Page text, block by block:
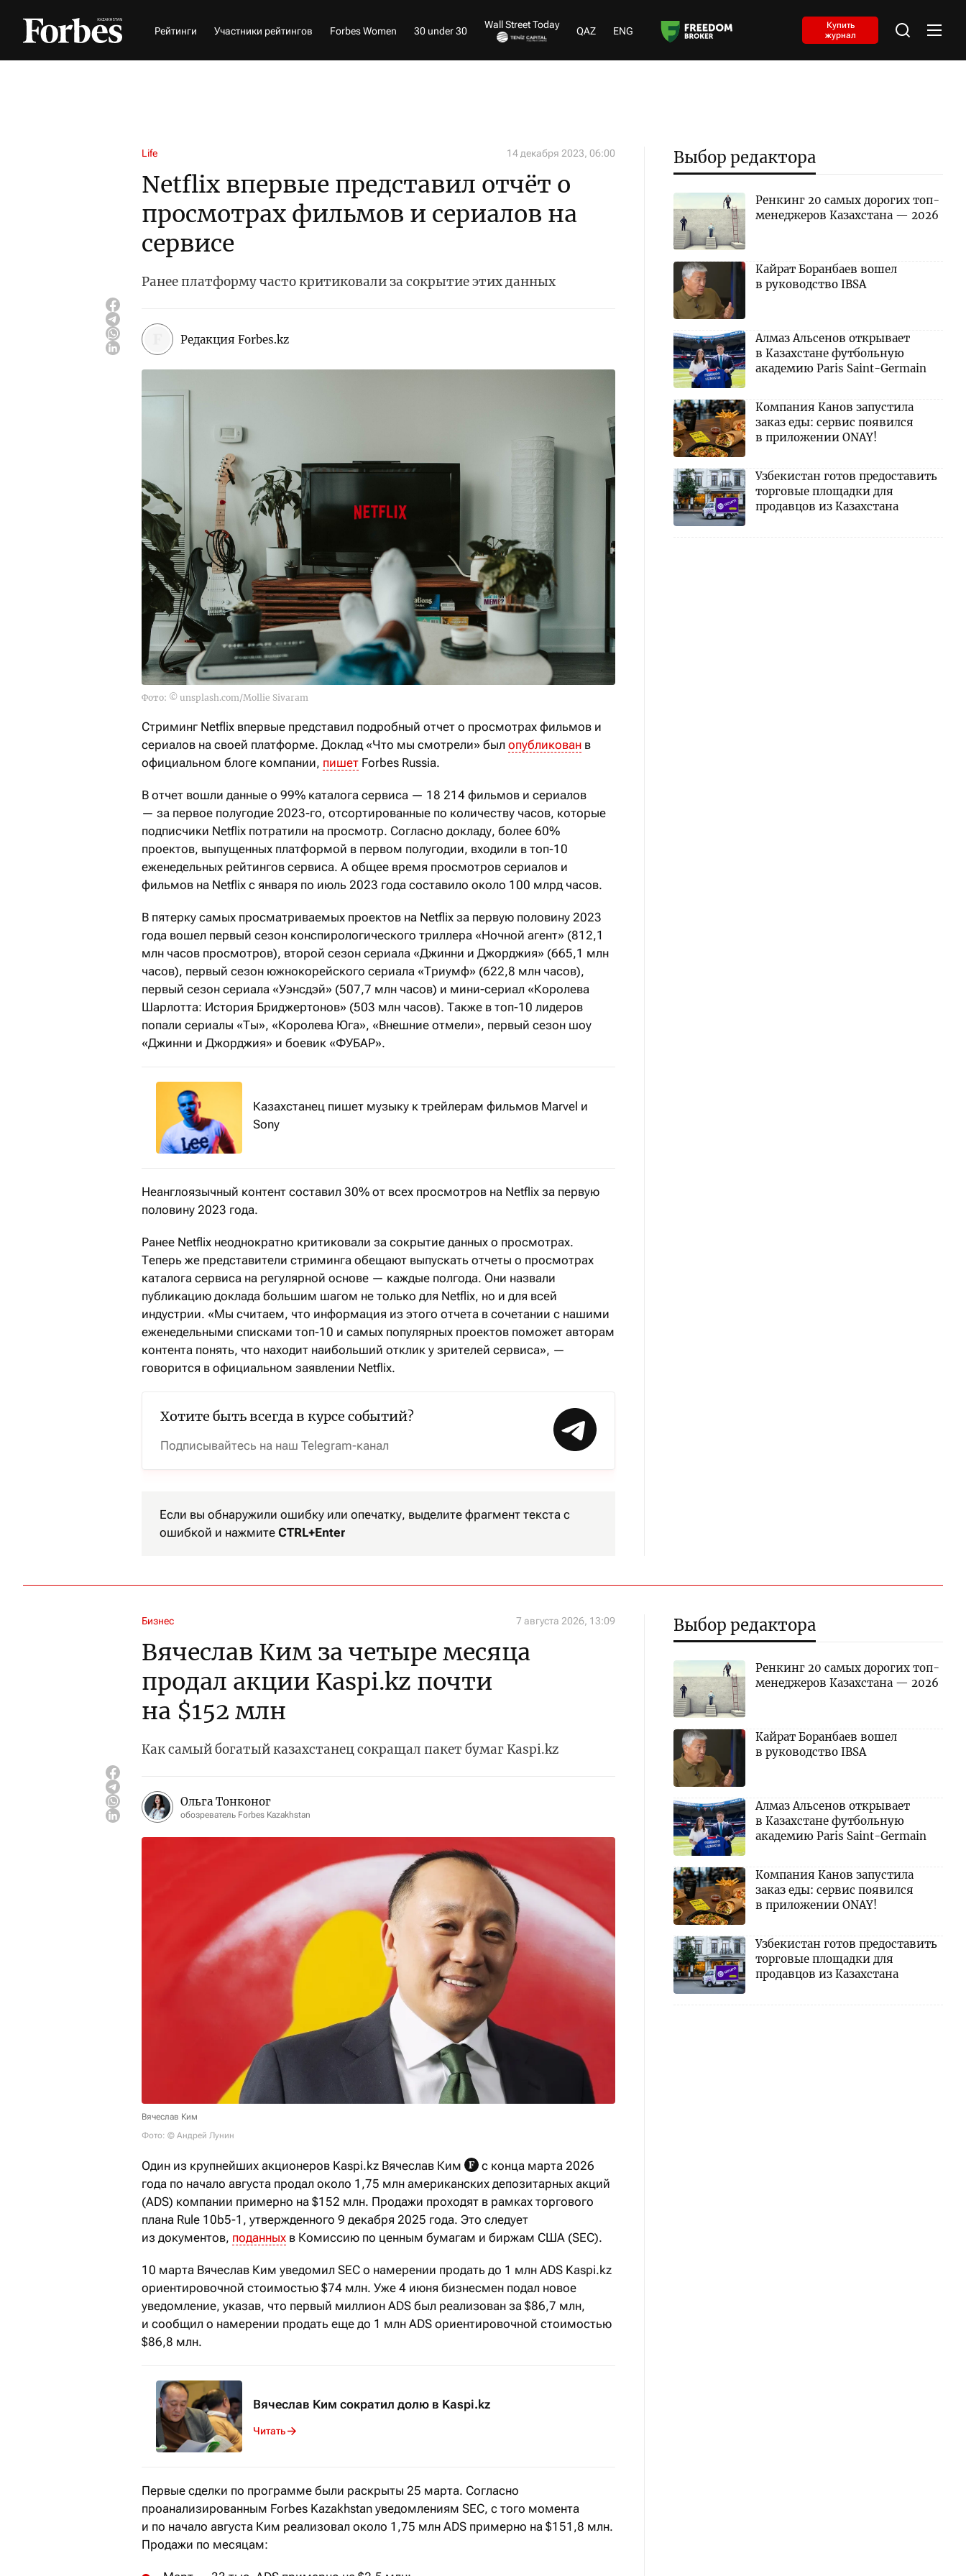
Рейтинги Участники рейтингов Forbes Women 30 under 30
Wall Street Today
QAZ ENG
Купить
журнал
Life 14 декабря 2023, 06:00
Netflix впервые представил отчёт о
просмотрах фильмов и сериалов на
сервисе
Ранее платформу часто критиковали за сокрытие этих данных
Редакция Forbes.kz
Фото: © unsplash.com/Mollie Sivaram
Стриминг Netflix впервые представил подробный отчет о просмотрах фильмов и
сериалов на своей платформе. Доклад «Что мы смотрели» был опубликован в
официальном блоге компании, пишет Forbes Russia.
В отчет вошли данные о 99% каталога сервиса — 18 214 фильмов и сериалов
— за первое полугодие 2023-го, отсортированные по количеству часов, которые
подписчики Netflix потратили на просмотр. Согласно докладу, более 60%
проектов, выпущенных платформой в первом полугодии, входили в топ-10
еженедельных рейтингов сервиса. А общее время просмотров сериалов и
фильмов на Netflix с января по июль 2023 года составило около 100 млрд часов.
В пятерку самых просматриваемых проектов на Netflix за первую половину 2023
года вошел первый сезон конспирологического триллера «Ночной агент» (812,1
млн часов просмотров), второй сезон сериала «Джинни и Джорджия» (665,1 млн
часов), первый сезон южнокорейского сериала «Триумф» (622,8 млн часов),
первый сезон сериала «Уэнсдэй» (507,7 млн часов) и мини-сериал «Королева
Шарлотта: История Бриджертонов» (503 млн часов). Также в топ-10 лидеров
попали сериалы «Ты», «Королева Юга», «Внешние отмели», первый сезон шоу
«Джинни и Джорджия» и боевик «ФУБАР».
Казахстанец пишет музыку к трейлерам фильмов Marvel и
Sony
Неанглоязычный контент составил 30% от всех просмотров на Netflix за первую
половину 2023 года.
Ранее Netflix неоднократно критиковали за сокрытие данных о просмотрах.
Теперь же представители стриминга обещают выпускать отчеты о просмотрах
каталога сервиса на регулярной основе — каждые полгода. Они назвали
публикацию доклада большим шагом не только для Netflix, но и для всей
индустрии. «Мы считаем, что информация из этого отчета в сочетании с нашими
еженедельными списками топ-10 и самых популярных проектов поможет авторам
контента понять, что находит наибольший отклик у зрителей сервиса», —
говорится в официальном заявлении Netflix.
Хотите быть всегда в курсе событий?
Подписывайтесь на наш Telegram-канал
Если вы обнаружили ошибку или опечатку, выделите фрагмент текста с
ошибкой и нажмите CTRL+Enter
Выбор редактора
Ренкинг 20 самых дорогих топ-
менеджеров Казахстана — 2026
Кайрат Боранбаев вошел
в руководство IBSA
Алмаз Альсенов открывает
в Казахстане футбольную
академию Paris Saint-Germain
Компания Канов запустила
заказ еды: сервис появился
в приложении ONAY!
Узбекистан готов предоставить
торговые площадки для
продавцов из Казахстана
Бизнес 7 августа 2026, 13:09
Вячеслав Ким за четыре месяца
продал акции Kaspi.kz почти
на $152 млн
Как самый богатый казахстанец сокращал пакет бумаг Kaspi.kz
Ольга Тонконог
обозреватель Forbes Kazakhstan
Вячеслав Ким
Фото: © Андрей Лунин
Один из крупнейших акционеров Kaspi.kz Вячеслав Ким
с конца марта 2026
года по начало августа продал около 1,75 млн американских депозитарных акций
(ADS) компании примерно на $152 млн. Продажи проходят в рамках торгового
плана Rule 10b5-1, утвержденного 9 декабря 2025 года. Это следует
из документов, поданных в Комиссию по ценным бумагам и биржам США (SEC).
10 марта Вячеслав Ким уведомил SEC о намерении продать до 1 млн ADS Kaspi.kz
ориентировочной стоимостью $74 млн. Уже 4 июня бизнесмен подал новое
уведомление, указав, что первый миллион ADS был реализован за $86,7 млн,
и сообщил о намерении продать еще до 1 млн ADS ориентировочной стоимостью
$86,8 млн.
Вячеслав Ким сократил долю в Kaspi.kz
Читать
Первые сделки по программе были раскрыты 25 марта. Согласно
проанализированным Forbes Kazakhstan уведомлениям SEC, с того момента
и по начало августа Ким реализовал около 1,75 млн ADS примерно на $151,8 млн.
Продажи по месяцам:
Выбор редактора
Ренкинг 20 самых дорогих топ-
менеджеров Казахстана — 2026
Кайрат Боранбаев вошел
в руководство IBSA
Алмаз Альсенов открывает
в Казахстане футбольную
академию Paris Saint-Germain
Компания Канов запустила
заказ еды: сервис появился
в приложении ONAY!
Узбекистан готов предоставить
торговые площадки для
продавцов из Казахстана